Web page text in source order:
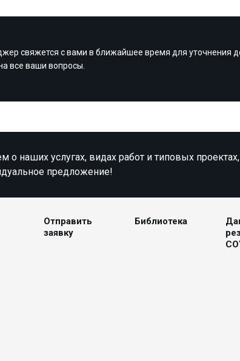
свяжется с вами в ближайшее время для уточнения
все ваши вопросы.
о наших услугах, видах работ и типовых
предложение!
Отправить
заявку
Библиотека